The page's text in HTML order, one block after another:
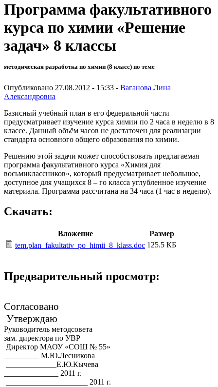
Программа факультативного
курса по химии «Решение
задач» 8 классы
методическая разработка по химии (8 класс) по теме
Опубликовано 27.08.2012 - 15:33 - Ваганова Лина
Александровна
Базисный учебный план в его федеральной части
предусматривает изучение курса химии по 2 часа в неделю в 8
классе. Данный объём часов не достаточен для реализации
стандарта основного общего образования по химии.
Решению этой задачи может способствовать предлагаемая
программа факультативного курса «Химия для
восьмиклассников», который предусматривает небольшое,
доступное для учащихся 8 – го класса углубленное изучение
материала. Программа рассчитана на 34 часа (1 час в неделю).
Скачать:
Вложение
Размер
tem.plan_fakultativ_po_himii_8_klass.doc 125.5 КБ
Предварительный просмотр:
Согласовано
Утверждаю
Руководитель методсовета
зам. директора по УВР
Директор МАОУ «СОШ № 55»
_________ М.Ю.Лесникова
_____________Е.Ю.Кычева
______________ 2011 г.
_____________________ 2011 г.